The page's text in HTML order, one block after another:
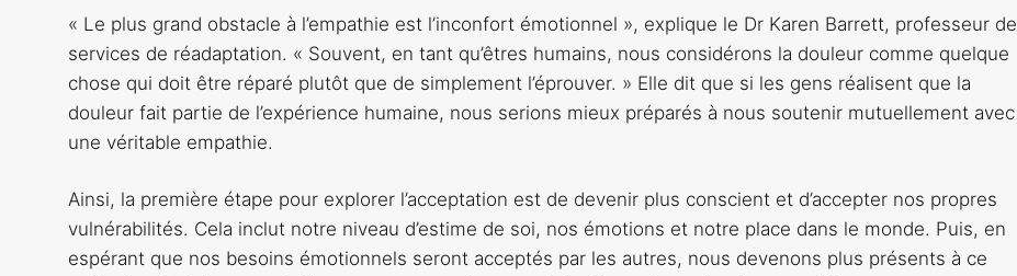
« Le plus grand obstacle à l’empathie est l’inconfort émotionnel », explique le Dr Karen Barrett, professeur de
services de réadaptation. « Souvent, en tant qu’êtres humains, nous considérons la douleur comme quelque
chose qui doit être réparé plutôt que de simplement l’éprouver. » Elle dit que si les gens réalisent que la
douleur fait partie de l’expérience humaine, nous serions mieux préparés à nous soutenir mutuellement avec
une véritable empathie.
Ainsi, la première étape pour explorer l’acceptation est de devenir plus conscient et d’accepter nos propres
vulnérabilités. Cela inclut notre niveau d’estime de soi, nos émotions et notre place dans le monde. Puis, en
espérant que nos besoins émotionnels seront acceptés par les autres, nous devenons plus présents à ce